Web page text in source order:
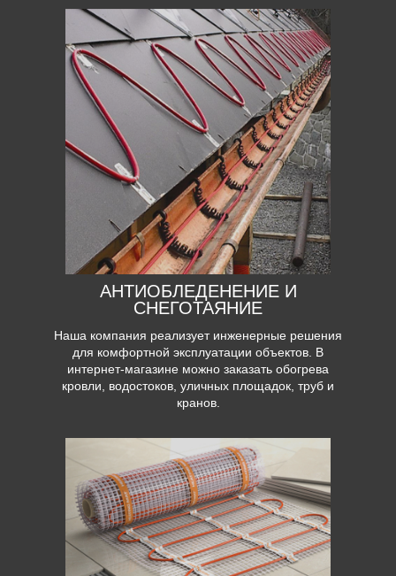
АНТИОБЛЕДЕНЕНИЕ И
СНЕГОТАЯНИЕ
Наша компания реализует инженерные решения
для комфортной эксплуатации объектов. В
интернет-магазине можно заказать обогрева
кровли, водостоков, уличных площадок, труб и
кранов.